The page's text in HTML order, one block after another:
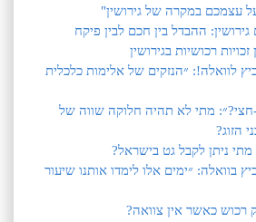
עצמכם במקרה של גירושין"
ההבדל בין חכם לבין פיקח
זכויות רכושיות בגירושין
לוואלה!: ״הנזקים של אלימות כלכלית
מתי לא תהיה חלוקה שווה של
הזוג?
ניתן לקבל גט בישראל?
בוואלה: ״ימים אלו לימדו אותנו שיעור
רכוש כאשר אין צוואה?